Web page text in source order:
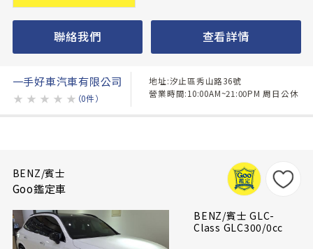
聯絡我們 查看詳情
一手好車汽車有限公司
★ ★ ★ ★ ★ （0件）
地址:汐止區秀山路36號
營業時間:10:00AM~21:00PM 周日公休
BENZ/賓士
Goo鑑定車
BENZ/賓士 GLC-
Class GLC300/0cc